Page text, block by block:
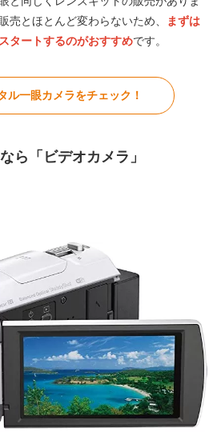
売とほとんど変わらないため、
まずは
タートするのがおすすめです。
ル一眼カメラをチェック！
ら「ビデオカメラ」